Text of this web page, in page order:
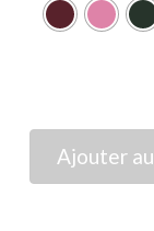
Constantine's
Ajouter